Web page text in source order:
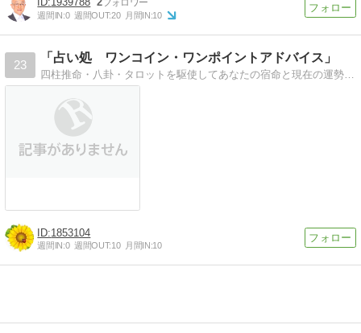
週間IN:0 週間OUT:20 月間IN:10
23
「占い処 ワンコイン・ワンポイントアドバイス」
四柱推命・八卦・タロットを駆使してあなたの宿命と現在の運勢将来の展望を占います。鑑定項目一件につき５００円で判断。お得な総合判断（４千円）もご用意しております。
1853104
週間IN:0 週間OUT:10 月間IN:10